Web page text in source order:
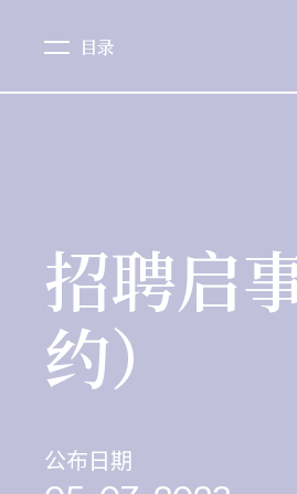
招聘启
约）
公布日期
目录